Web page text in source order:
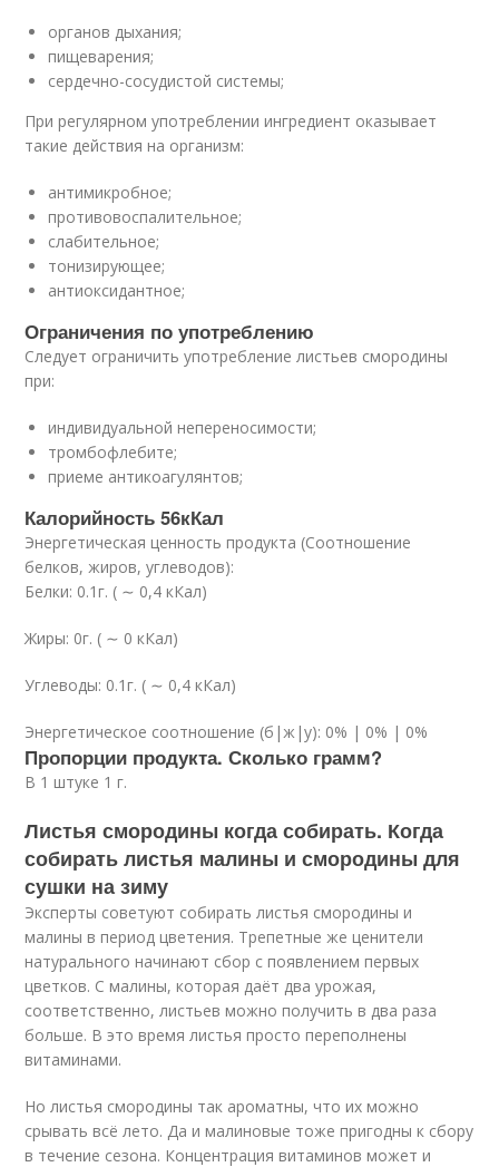
органов дыхания;
пищеварения;
сердечно-сосудистой системы;
При регулярном употреблении ингредиент оказывает
такие действия на организм:
антимикробное;
противовоспалительное;
слабительное;
тонизирующее;
антиоксидантное;
Ограничения по употреблению
Следует ограничить употребление листьев смородины
при:
индивидуальной непереносимости;
тромбофлебите;
приеме антикоагулянтов;
Калорийность 56кКал
Энергетическая ценность продукта (Соотношение
белков, жиров, углеводов):
Белки: 0.1г. ( ∼ 0,4 кКал)
Жиры: 0г. ( ∼ 0 кКал)
Углеводы: 0.1г. ( ∼ 0,4 кКал)
Энергетическое соотношение (б|ж|у): 0% | 0% | 0%
Пропорции продукта. Сколько грамм?
В 1 штуке 1 г.
Листья смородины когда собирать. Когда
собирать листья малины и смородины для
сушки на зиму
Эксперты советуют собирать листья смородины и
малины в период цветения. Трепетные же ценители
натурального начинают сбор с появлением первых
цветков. С малины, которая даёт два урожая,
соответственно, листьев можно получить в два раза
больше. В это время листья просто переполнены
витаминами.
Но листья смородины так ароматны, что их можно
срывать всё лето. Да и малиновые тоже пригодны к сбору
в течение сезона. Концентрация витаминов может и